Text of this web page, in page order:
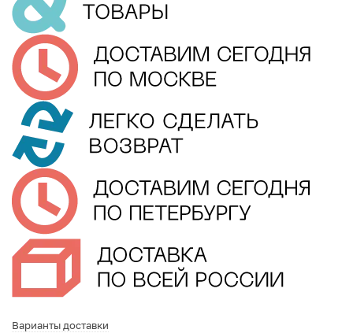
Варианты доставки